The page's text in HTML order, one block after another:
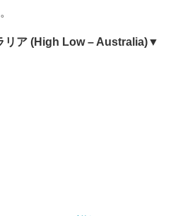
リア (High Low – Australia)▼